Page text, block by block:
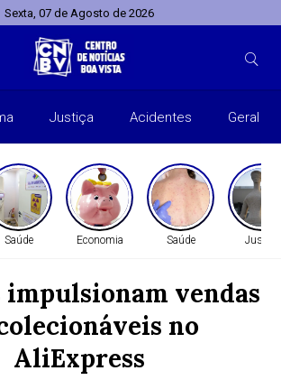
Sexta, 07 de Agosto de 2026
Justiça Acidentes Geral
Saúde Economia Saúde Justiça
impulsionam vendas
no
AliExpress